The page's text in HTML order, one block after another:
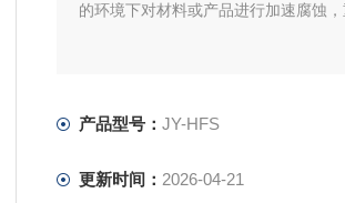
的环境下对材料或产品进行加速腐蚀
产品型号： JY-HFS
更新时间： 2026-04-21